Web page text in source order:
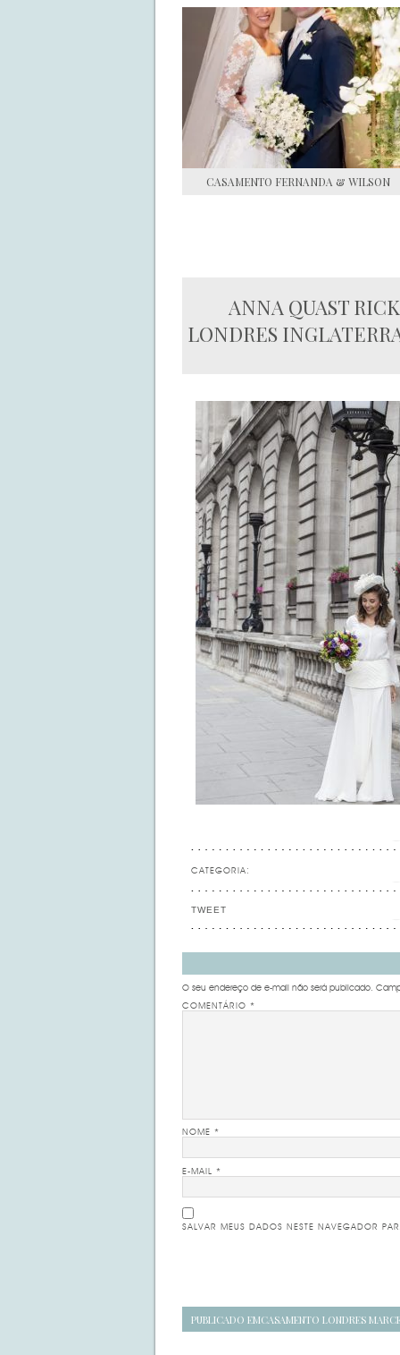
CASAMENTO FERNANDA & WILSON
ANNA QUAST
LONDRES
CATEGORIA:
TWEET
O seu endereço de e-mail não será publicado.
COMENTÁRIO *
NOME *
E-MAIL *
SALVAR MEUS DADOS NESTE NAVEGADOR
Navegação
PUBLICADO EMCASAMENTO LONDRES